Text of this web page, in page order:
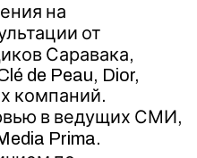
на
от
Саравака,
de Peau, Dior,
компаний.
в ведущих СМИ,
Prima.